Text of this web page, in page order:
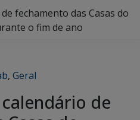
fechamento das Casas do
o fim de ano
, Geral
de